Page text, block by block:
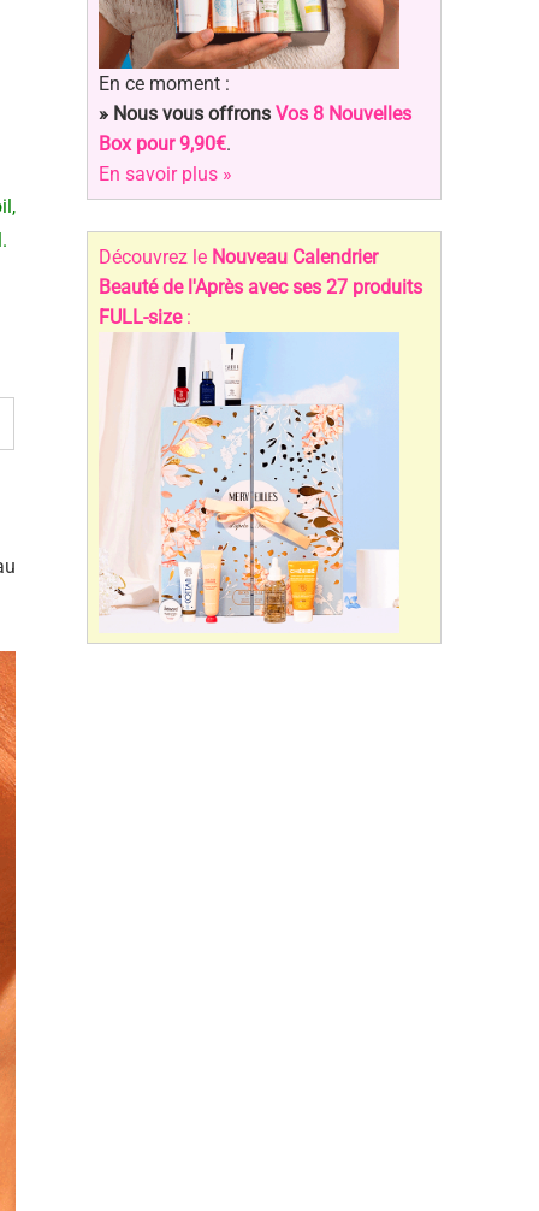
En ce moment :
» Nous vous offrons Vos 8 Nouvelles
Box pour 9,90€.
En savoir plus »
Découvrez le Nouveau Calendrier
Beauté de l'Après avec ses 27 produits
FULL-size: